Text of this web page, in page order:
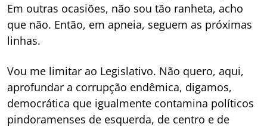
Em outras ocasiões, não sou tão ranheta, acho
que não. Então, em apneia, seguem as próximas
linhas.
Vou me limitar ao Legislativo. Não quero, aqui,
aprofundar a corrupção endêmica, digamos,
democrática que igualmente contamina políticos
pindoramenses de esquerda, de centro e de